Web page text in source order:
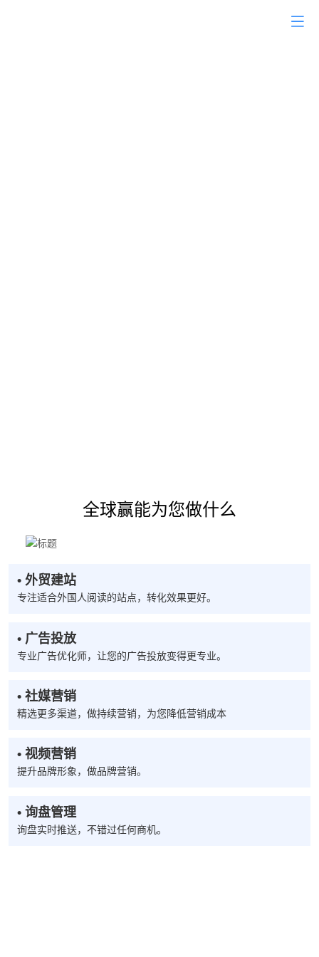
全球赢能为您做什么
• 外贸建站
专注适合外国人阅读的站点，转化效果更好。
• 广告投放
专业广告优化师，让您的广告投放变得更专业。
• 社媒营销
精选更多渠道，做持续营销，为您降低营销成本
• 视频营销
提升品牌形象，做品牌营销。
• 询盘管理
询盘实时推送，不错过任何商机。